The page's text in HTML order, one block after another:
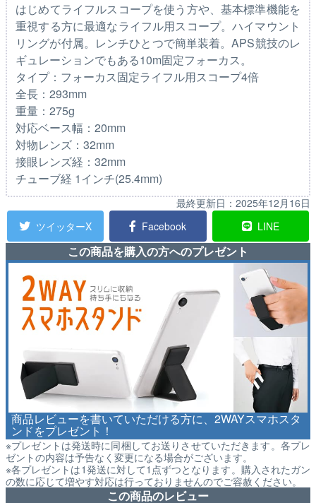
はじめてライフルスコープを使う方や、基本標準機能を
重視する方に最適なライフル用スコープ。ハイマウント
リングが付属。レンチひとつで簡単装着。APS競技のレ
ギュレーションでもある10m固定フォーカス。
タイプ：フォーカス固定ライフル用スコープ4倍
全長：293mm
重量：275g
対応ベース幅：20mm
対物レンズ：32mm
接眼レンズ経：32mm
チューブ経 1インチ(25.4mm)
最終更新日： 2025年12月16日
ツイッターX
Facebook LINE
この商品を購入の方へのプレゼント
商品レビューを書いていただける方に、2WAYスマホスタ
ンドをプレゼント！
※プレゼントは発送時に同梱してお送りさせていただきます。各プレ
ゼントの内容は予告なく変更になる場合がございます。
※各プレゼントは1発送に対して1点ずつとなります。購入されたガン
の数に応じて増やす対応は行っておりませんのでご容赦ください。
この商品のレビュー